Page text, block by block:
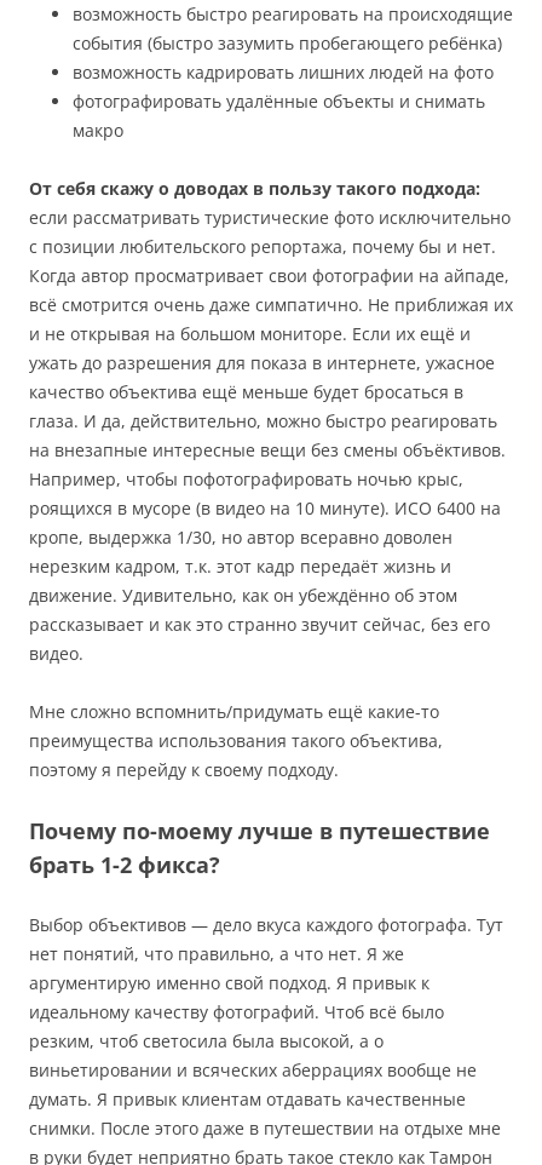
возможность быстро реагировать на происходящие
события (быстро зазумить пробегающего ребёнка)
возможность кадрировать лишних людей на фото
фотографировать удалённые объекты и снимать
макро
От себя скажу о доводах в пользу такого подхода:
если рассматривать туристические фото исключительно
с позиции любительского репортажа, почему бы и нет.
Когда автор просматривает свои фотографии на айпаде,
всё смотрится очень даже симпатично. Не приближая их
и не открывая на большом мониторе. Если их ещё и
ужать до разрешения для показа в интернете, ужасное
качество объектива ещё меньше будет бросаться в
глаза. И да, действительно, можно быстро реагировать
на внезапные интересные вещи без смены объёктивов.
Например, чтобы пофотографировать ночью крыс,
роящихся в мусоре (в видео на 10 минуте). ИСО 6400 на
кропе, выдержка 1/30, но автор всеравно доволен
нерезким кадром, т.к. этот кадр передаёт жизнь и
движение. Удивительно, как он убеждённо об этом
рассказывает и как это странно звучит сейчас, без его
видео.
Мне сложно вспомнить/придумать ещё какие-то
преимущества использования такого объектива,
поэтому я перейду к своему подходу.
Почему по-моему лучше в путешествие
брать 1-2 фикса?
Выбор объективов — дело вкуса каждого фотографа. Тут
нет понятий, что правильно, а что нет. Я же
аргументирую именно свой подход. Я привык к
идеальному качеству фотографий. Чтоб всё было
резким, чтоб светосила была высокой, а о
виньетировании и всяческих аберрациях вообще не
думать. Я привык клиентам отдавать качественные
снимки. После этого даже в путешествии на отдыхе мне
в руки будет неприятно брать такое стекло как Тамрон